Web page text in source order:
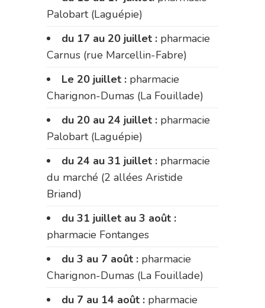
Palobart (Laguépie)
du 17 au 20 juillet : pharmacie
Carnus (rue Marcellin-Fabre)
Le 20 juillet : pharmacie
Charignon-Dumas (La Fouillade)
du 20 au 24 juillet : pharmacie
Palobart (Laguépie)
du 24 au 31 juillet : pharmacie
du marché (2 allées Aristide
Briand)
du 31 juillet au 3 août :
pharmacie Fontanges
du 3 au 7 août : pharmacie
Charignon-Dumas (La Fouillade)
du 7 au 14 août : pharmacie